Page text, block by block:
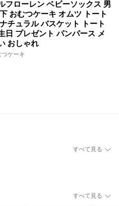
フローレン ベビーソックス 男
おむつケーキ オムツ トート
チュラル バスケット トート
日 プレゼント パンパース メ
おしゃれ
ケーキ
すべて見る
すべて見る